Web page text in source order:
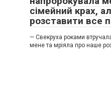
сімейний крах,
розставити все
— Свекруха роками
мене та мріяла про наше